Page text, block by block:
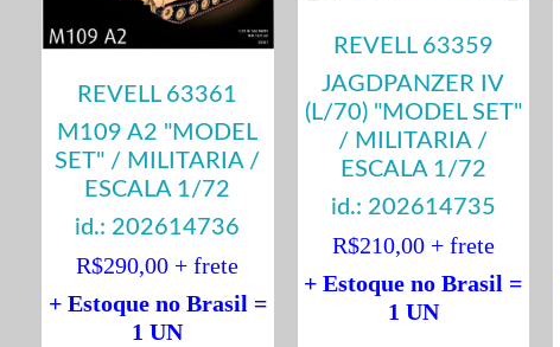
REVELL 63361
M109 A2 "MODEL
SET" / MILITARIA /
ESCALA 1/72
id.: 202614736
R$290,00 + frete
+ Estoque no Brasil =
1 UN
REVELL 63359
JAGDPANZER IV
(L/70) "MODEL SET"
/ MILITARIA /
ESCALA 1/72
id.: 202614735
R$210,00 + frete
+ Estoque no Brasil =
1 UN